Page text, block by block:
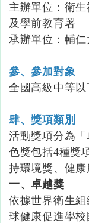
主辦單位：衛
及學前教育署
承辦單位：輔
參、參加對象
全國高級中等以
肆、獎項類別
活動獎項分為「
色獎包括4種獎
持環境獎、健康
一、卓越獎
依據世界衛生
球健康促進學